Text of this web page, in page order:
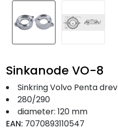
Sinkanode VO-8
Sinkring Volvo Penta drev
280/290
diameter: 120 mm
EAN: 7070893110547
Båtpleie/Opplag
Seil
Nyheter